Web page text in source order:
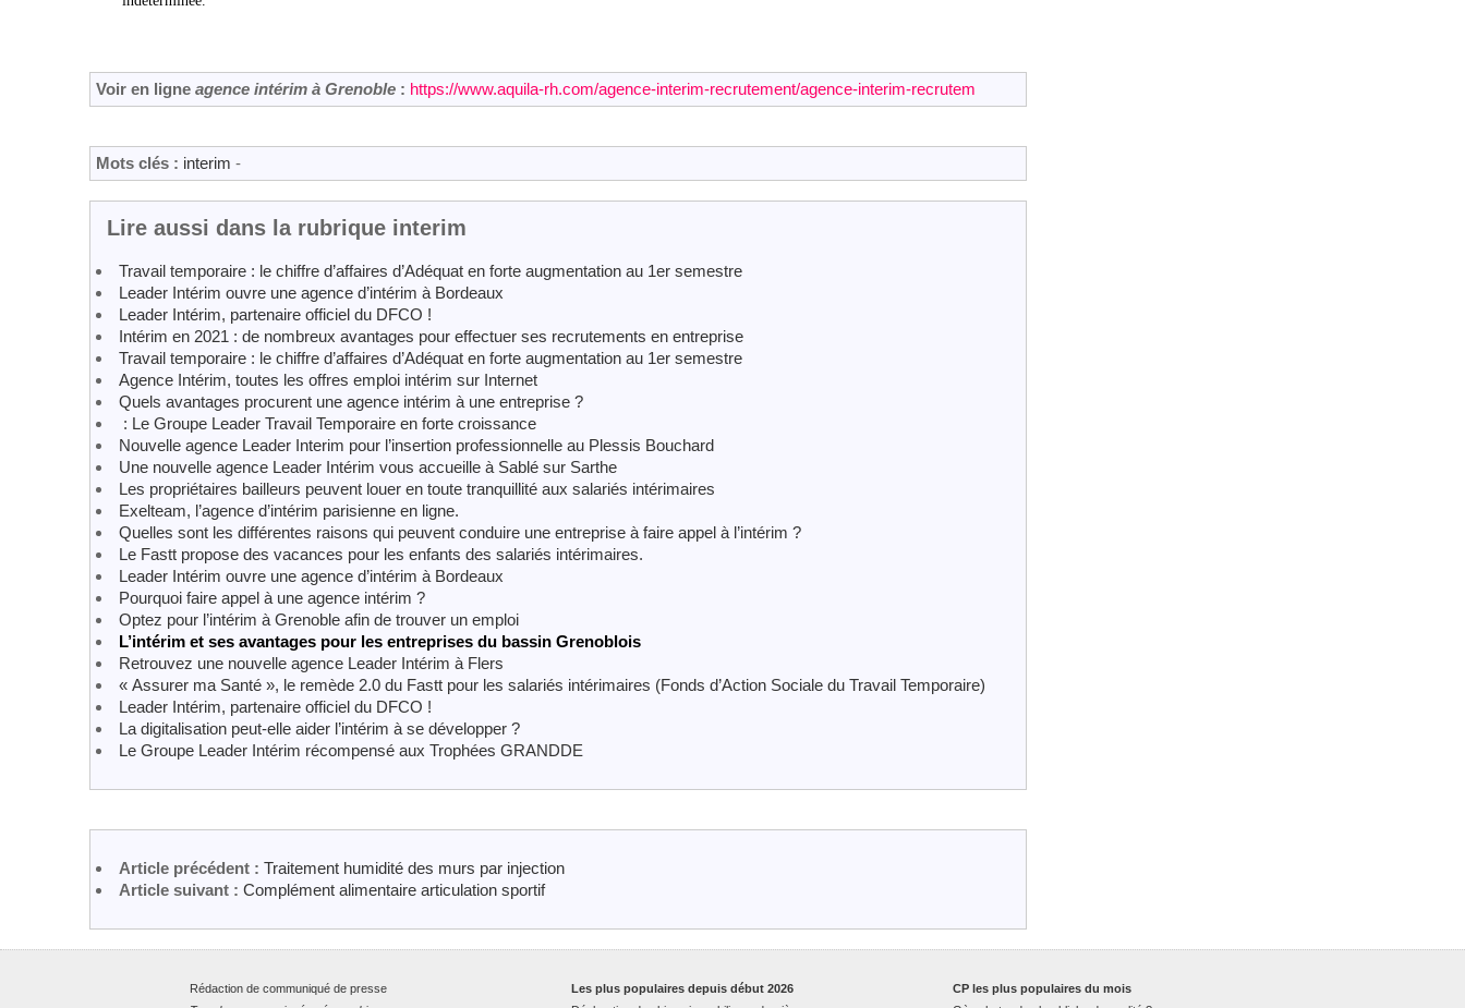
Voir en ligne agence intérim à Grenoble : https://www.aquila-rh.com/agence-interim-recrutement/agence-interim-recrutem
Mots clés : interim -
Lire aussi dans la rubrique interim
Travail temporaire : le chiffre d’affaires d’Adéquat en forte augmentation au 1er semestre
Leader Intérim ouvre une agence d’intérim à Bordeaux
Leader Intérim, partenaire officiel du DFCO !
Intérim en 2021 : de nombreux avantages pour effectuer ses recrutements en entreprise
Travail temporaire : le chiffre d’affaires d’Adéquat en forte augmentation au 1er semestre
Agence Intérim, toutes les offres emploi intérim sur Internet
Quels avantages procurent une agence intérim à une entreprise ?
: Le Groupe Leader Travail Temporaire en forte croissance
Nouvelle agence Leader Interim pour l’insertion professionnelle au Plessis Bouchard
Une nouvelle agence Leader Intérim vous accueille à Sablé sur Sarthe
Les propriétaires bailleurs peuvent louer en toute tranquillité aux salariés intérimaires
Exelteam, l’agence d’intérim parisienne en ligne.
Quelles sont les différentes raisons qui peuvent conduire une entreprise à faire appel à l’intérim ?
Le Fastt propose des vacances pour les enfants des salariés intérimaires.
Leader Intérim ouvre une agence d’intérim à Bordeaux
Pourquoi faire appel à une agence intérim ?
Optez pour l’intérim à Grenoble afin de trouver un emploi
L’intérim et ses avantages pour les entreprises du bassin Grenoblois
Retrouvez une nouvelle agence Leader Intérim à Flers
« Assurer ma Santé », le remède 2.0 du Fastt pour les salariés intérimaires (Fonds d’Action Sociale du Travail Temporaire)
Leader Intérim, partenaire officiel du DFCO !
La digitalisation peut-elle aider l’intérim à se développer ?
Le Groupe Leader Intérim récompensé aux Trophées GRANDDE
Article précédent : Traitement humidité des murs par injection
Article suivant : Complément alimentaire articulation sportif
Rédaction de communiqué de presse
CP les plus populaires du mois
Les plus populaires depuis début 2026